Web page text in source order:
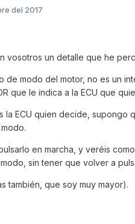
del 2017
vosotros un detalle que he
de modo del motor, no es un
que le indica a la ECU que
la ECU quien decide,
en marcha, y veréis
sin tener que volver a
también, que soy muy mayor).